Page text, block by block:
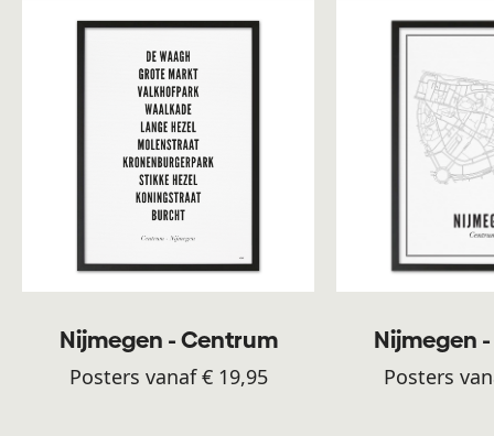
Nijmegen - Centrum
Posters vanaf € 19,95
Nijmegen
Posters